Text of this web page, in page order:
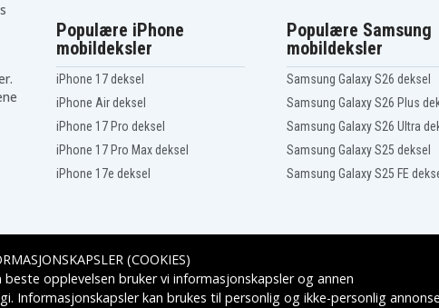
Populære iPhone
mobildeksler
iPhone 17 deksel
iPhone Air deksel
iPhone 17 Pro deksel
iPhone 17 Pro Max deksel
iPhone 17e deksel
Populære Samsung
mobildeksler
Samsung Galaxy S26 deksel
Samsung Galaxy S26 Plus
Samsung Galaxy S26 Ultra
Samsung Galaxy S25 deksel
Samsung Galaxy S25 FE
Leveringsalternativer
(COOKIES)
beste opplevelsen bruker vi informasjonskapsler og annen
Informasjonskapsler kan brukes til personlig og ikke-personlig